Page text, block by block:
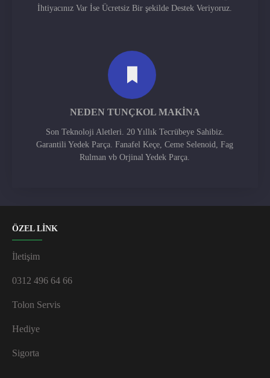
İhtiyacınız Var İse Ücretsiz Bir şekilde Destek Veriyoruz.
NEDEN TUNÇKOL MAKINA
Son Teknoloji Aletleri. 20 Yıllık Tecrübeye Sahibiz.
Garantili Yedek Parça. Fanafel Keçe, Ceme Selenoid, Fag
Rulman vb Orjinal Yedek Parça.
ÖZEL LİNK
İletişim
0312 496 64 66
Tolon Servis
Hediye
Sigorta